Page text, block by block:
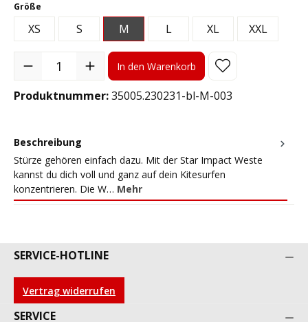
Größe
XS S M L XL XXL
Produkt Anzahl: Gib den gewünschten Wert ein oder benutze
In den Warenkorb
Produktnummer:35005.230231-bl-M-003
Beschreibung
Stürze gehören einfach dazu. Mit der Star Impact Weste
kannst du dich voll und ganz auf dein Kitesurfen
konzentrieren. Die W… Mehr
SERVICE-HOTLINE
Vertrag widerrufen
SERVICE